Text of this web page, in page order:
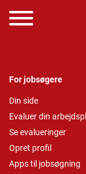
For jobsøgere
Din side
Evaluer din
Se evalueringer
Opret profil
Apps til jobsøgning